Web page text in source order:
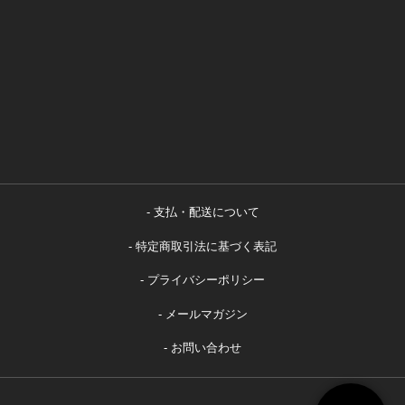
支払・配送について
特定商取引法に基づく表記
プライバシーポリシー
メールマガジン
お問い合わせ